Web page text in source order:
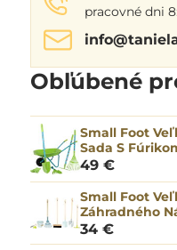
pracovné dni
Obľúbené
Small Foot
Sada S
49 €
Small Foot
Záhradného
34 €